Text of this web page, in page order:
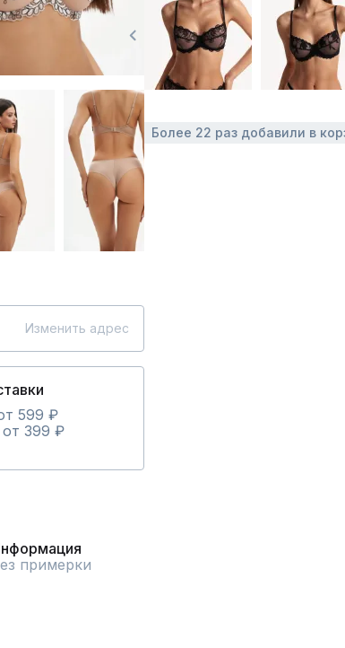
Изменить адрес
599 ₽
399 ₽
Более 22 раз добавили в
примерки